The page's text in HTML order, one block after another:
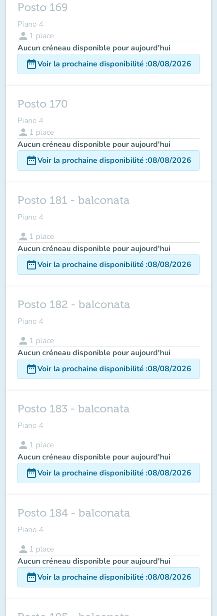
Posto 169
Piano 4
person 1 place
Aucun créneau disponible pour aujourd'hui
date_rangeVoir la prochaine disponibilité :08/08/2026
Posto 170
Piano 4
person 1 place
Aucun créneau disponible pour aujourd'hui
date_rangeVoir la prochaine disponibilité :08/08/2026
Posto 181 - balconata
Piano 4
person 1 place
Aucun créneau disponible pour aujourd'hui
date_rangeVoir la prochaine disponibilité :08/08/2026
Posto 182 - balconata
Piano 4
person 1 place
Aucun créneau disponible pour aujourd'hui
date_rangeVoir la prochaine disponibilité :08/08/2026
Posto 183 - balconata
Piano 4
person 1 place
Aucun créneau disponible pour aujourd'hui
date_rangeVoir la prochaine disponibilité :08/08/2026
Posto 184 - balconata
Piano 4
person 1 place
Aucun créneau disponible pour aujourd'hui
date_rangeVoir la prochaine disponibilité :08/08/2026